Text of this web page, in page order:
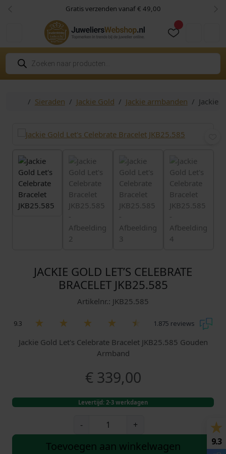
Skip to content
Skip to footer Gratis verzenden vanaf € 49,00
Vorige
P
o
d
HomeSieraden Jackie Gold Jackie armbanden Jackie
JACKIE GOLD LET’S CELEBRATE
BRACELET JKB25.585
Artikelnr.: JKB25.585
9.3 1.875 reviews
Jackie Gold Let's Celebrate Bracelet JKB25.585 Gouden
Armband
€339,00
Levertijd: 2-3 werkdagen
-
c
+
Toevoegen aan winkelwagen 9.3